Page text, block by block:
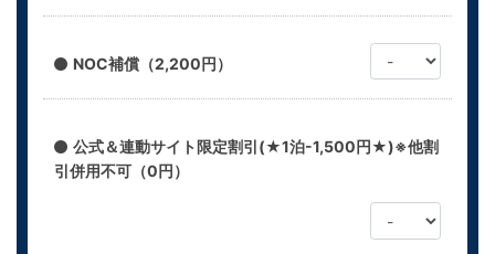
NOC補償（2,200円）
公式＆連動サイト限定割引(★1泊-1,500円★)※他割
引併用不可（0円）